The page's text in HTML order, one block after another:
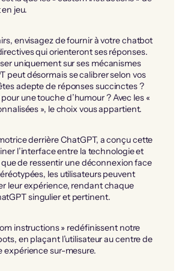
jeu.
envisagez de fournir à votre chatbot
qui orienteront ses réponses.
uniquement sur ses mécanismes
peut désormais se calibrer selon vos
adepte de réponses succinctes ?
une touche d’humour ? Avec les «
», le choix vous appartient.
derrière ChatGPT, a conçu cette
l’interface entre la technologie et
que de ressentir une déconnexion face
les utilisateurs peuvent
leur expérience, rendant chaque
singulier et pertinent.
instructions » redéfinissent notre
en plaçant l’utilisateur au centre de
expérience sur-mesure.